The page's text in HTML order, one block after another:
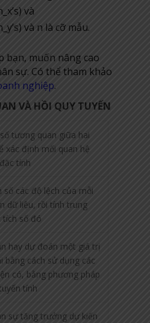
và
và n là cỡ mẫu.
bạn, muốn nâng cao
sự. Có thể tham khảo
nghiệp.
VÀ HỒI QUY TUYẾN
tương quan giữa hai
xác định mối quan hệ
tính
số các độ lệch của mỗi
dữ liệu, rồi tính trung
tích số đó
hay dự đoán một giá trị
bằng cách sử dụng các
có, bằng phương pháp
tính
sự tăng trưởng dự kiến